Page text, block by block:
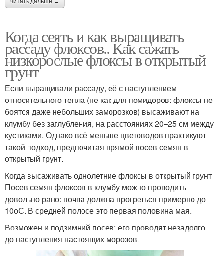
читать дальше →
Когда сеять и как выращивать
рассаду флоксов.. Как сажать
низкорослые флоксы в открытый
грунт
Если выращивали рассаду, её с наступлением
относительного тепла (не как для помидоров: флоксы не
боятся даже небольших заморозков) высаживают на
клумбу без заглубления, на расстояниях 20–25 см между
кустиками. Однако всё меньше цветоводов практикуют
такой подход, предпочитая прямой посев семян в
открытый грунт.
Когда высаживать однолетние флоксы в открытый грунт
Посев семян флоксов в клумбу можно проводить
довольно рано: почва должна прогреться примерно до
10оС. В средней полосе это первая половина мая.
Возможен и подзимний посев: его проводят незадолго
до наступления настоящих морозов.